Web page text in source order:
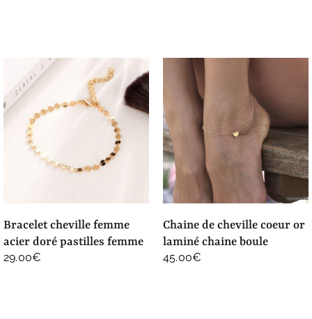
bracelet cheville femme
acier doré pastilles femme
29.00€
chaine de cheville coeur or
laminé chaine boule
45.00€